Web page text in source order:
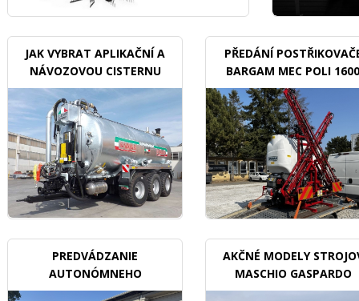
JAK VYBRAT APLIKAČNÍ A
NÁVOZOVOU CISTERNU
PŘEDÁNÍ
BARGAM MEC POLI 1600
BDX
PREDVÁDZANIE
AUTONÓMNEHO
TRAKTORU V SADOCH
AKČNÉ MODELY
MASCHIO GASPARDO